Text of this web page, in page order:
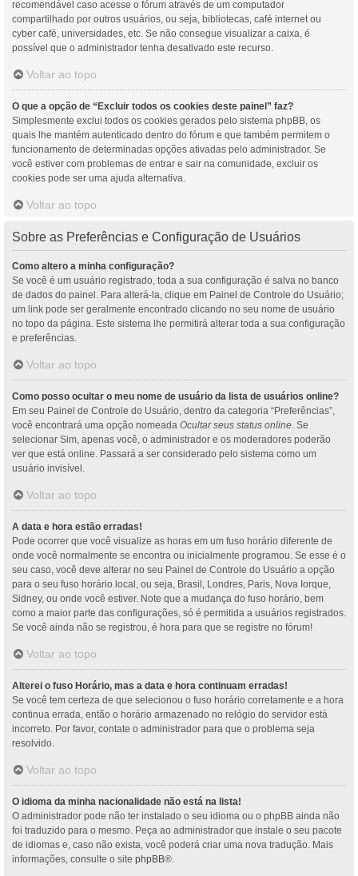
recomendável caso acesse o fórum através de um computador
compartilhado por outros usuários, ou seja, bibliotecas, café internet ou
cyber café, universidades, etc. Se não consegue visualizar a caixa, é
possível que o administrador tenha desativado este recurso.
Voltar ao topo
O que a opção de “Excluir todos os cookies deste painel” faz?
Simplesmente exclui todos os cookies gerados pelo sistema phpBB, os
quais lhe mantém autenticado dentro do fórum e que também permitem o
funcionamento de determinadas opções ativadas pelo administrador. Se
você estiver com problemas de entrar e sair na comunidade, excluir os
cookies pode ser uma ajuda alternativa.
Voltar ao topo
Sobre as Preferências e Configuração de Usuários
Como altero a minha configuração?
Se você é um usuário registrado, toda a sua configuração é salva no banco
de dados do painel. Para alterá-la, clique em Painel de Controle do Usuário;
um link pode ser geralmente encontrado clicando no seu nome de usuário
no topo da página. Este sistema lhe permitirá alterar toda a sua configuração
e preferências.
Voltar ao topo
Como posso ocultar o meu nome de usuário da lista de usuários online?
Em seu Painel de Controle do Usuário, dentro da categoria “Preferências”,
você encontrará uma opção nomeada Ocultar seus status online. Se
selecionar Sim, apenas você, o administrador e os moderadores poderão
ver que está online. Passará a ser considerado pelo sistema como um
usuário invisível.
Voltar ao topo
A data e hora estão erradas!
Pode ocorrer que você visualize as horas em um fuso horário diferente de
onde você normalmente se encontra ou inicialmente programou. Se esse é o
seu caso, você deve alterar no seu Painel de Controle do Usuário a opção
para o seu fuso horário local, ou seja, Brasil, Londres, Paris, Nova Iorque,
Sidney, ou onde você estiver. Note que a mudança do fuso horário, bem
como a maior parte das configurações, só é permitida a usuários registrados.
Se você ainda não se registrou, é hora para que se registre no fórum!
Voltar ao topo
Alterei o fuso Horário, mas a data e hora continuam erradas!
Se você tem certeza de que selecionou o fuso horário corretamente e a hora
continua errada, então o horário armazenado no relógio do servidor está
incorreto. Por favor, contate o administrador para que o problema seja
resolvido.
Voltar ao topo
O idioma da minha nacionalidade não está na lista!
O administrador pode não ter instalado o seu idioma ou o phpBB ainda não
foi traduzido para o mesmo. Peça ao administrador que instale o seu pacote
de idiomas e, caso não exista, você poderá criar uma nova tradução. Mais
informações, consulte o site phpBB®.